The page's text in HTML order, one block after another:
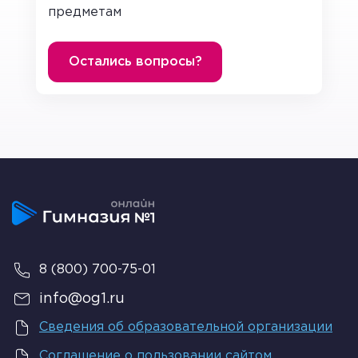
Подходит к Царю, слуга из крестьян и
пошел после мужик за Ермаком. Вскоре он
находит семью Ермака и передает ему просьбу
землю, та разведай, поймай хана Кучума, а людей
Правдивость легенды о
В основном он представлен нам в булатных
Именно так мы и видим Ермака во время
покорения Сибири. Также мы видим в нем
предметам
Остались вопросы?
8 (800) 700-75-01
info@og1.ru
Сведения об образовательной организации